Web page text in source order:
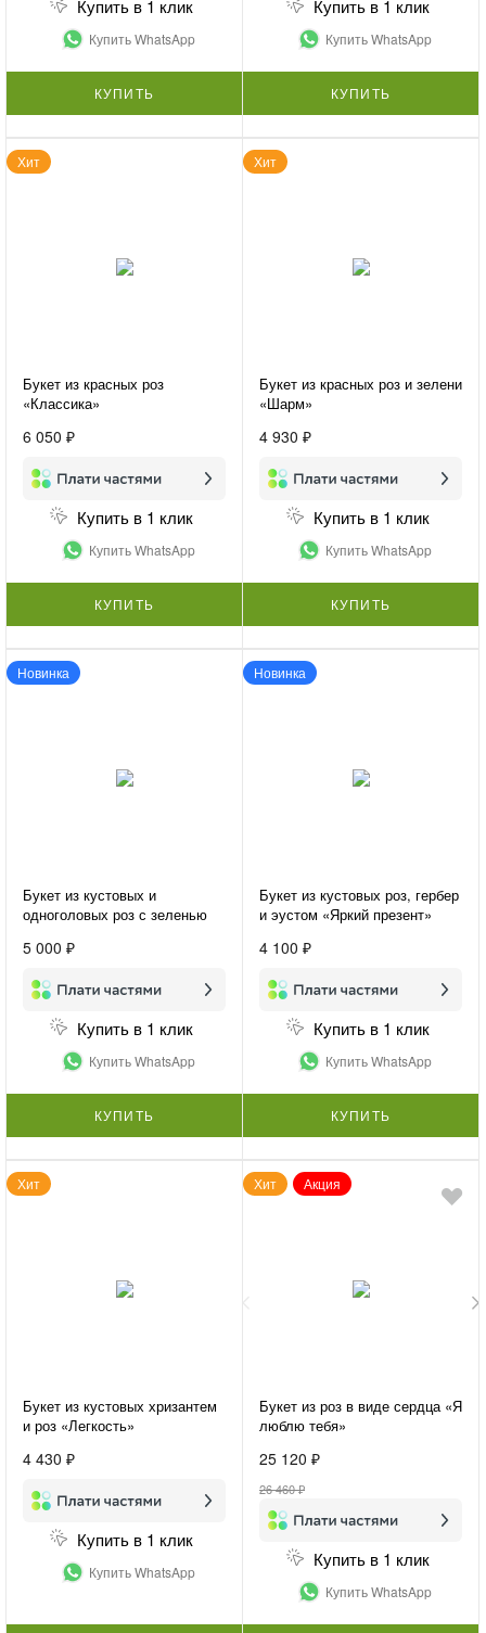
Купить в 1 клик
Купить WhatsApp
КУПИТЬ
Купить в 1 клик
Купить WhatsApp
КУПИТЬ
Хит
Букет из красных роз
«Классика»
6 050 ₽
Купить в 1 клик
Купить WhatsApp
КУПИТЬ
Хит
Букет из красных роз и зелени
«Шарм»
4 930 ₽
Купить в 1 клик
Купить WhatsApp
КУПИТЬ
Новинка
Букет из кустовых и
одноголовых роз с зеленью
5 000 ₽
Купить в 1 клик
Купить WhatsApp
КУПИТЬ
Новинка
Букет из кустовых роз, гербер
и эустом «Яркий презент»
4 100 ₽
Купить в 1 клик
Купить WhatsApp
КУПИТЬ
Хит
Букет из кустовых хризантем
и роз «Легкость»
4 430 ₽
Купить в 1 клик
Купить WhatsApp
Хит Акция
Букет из роз в виде сердца «Я
люблю тебя»
25 120 ₽
26 460 ₽
Купить в 1 клик
Купить WhatsApp